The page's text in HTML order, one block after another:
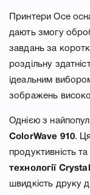
Принтери Oce
дають змогу
завдань за
роздільну
ідеальним
зображень
Однією з
ColorWave 910.
продуктивність
технології
швидкість друку